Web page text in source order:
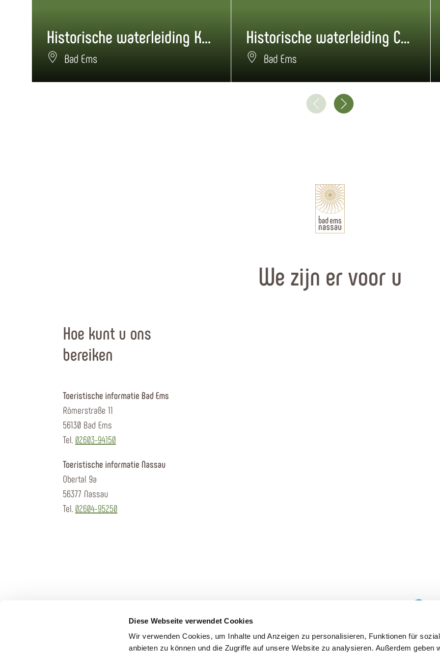
Diese Webseite verwendet Cookies
Wir verwenden Cookies, um Inhalte und Anzeigen zu personalisieren, Funktionen für
anbieten zu können und die Zugriffe auf unsere Website zu analysieren. Außerdem geben
Historische waterleiding Kaiserdenkmal
Bad Ems
Historische waterleiding Casino
Bad Ems
We zijn er voor u
Hoe kunt u ons
bereiken
Toeristische informatie Bad Ems
Römerstraße 11
56130 Bad Ems
Tel. 02603-94150
Toeristische informatie Nassau
Obertal 9a
56377 Nassau
Tel. 02604-95250